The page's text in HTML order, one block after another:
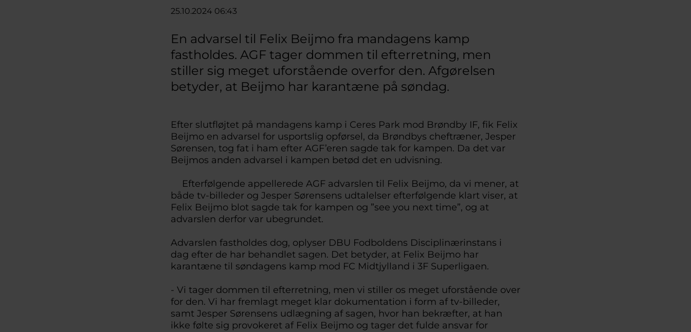
25.10.2024 06:43
En advarsel til Felix Beijmo fra mandagens kamp
fastholdes. AGF tager dommen til efterretning, men
stiller sig meget uforstående overfor den. Afgørelsen
betyder, at Beijmo har karantæne på søndag.
Efter slutfløjtet på mandagens kamp i Ceres Park mod Brøndby IF, fik Felix
Beijmo en advarsel for usportslig opførsel, da Brøndbys cheftræner, Jesper
Sørensen, tog fat i ham efter AGF’eren sagde tak for kampen. Da det var
Beijmos anden advarsel i kampen betød det en udvisning.
Efterfølgende appellerede AGF advarslen til Felix Beijmo, da vi mener, at
både tv-billeder og Jesper Sørensens udtalelser efterfølgende klart viser, at
Felix Beijmo blot sagde tak for kampen og ”see you next time”, og at
advarslen derfor var ubegrundet.
Advarslen fastholdes dog, oplyser DBU Fodboldens Disciplinærinstans i
dag efter de har behandlet sagen. Det betyder, at Felix Beijmo har
karantæne til søndagens kamp mod FC Midtjylland i 3F Superligaen.
- Vi tager dommen til efterretning, men vi stiller os meget uforstående over
for den. Vi har fremlagt meget klar dokumentation i form af tv-billeder,
samt Jesper Sørensens udlægning af sagen, hvor han bekræfter, at han
ikke følte sig provokeret af Felix Beijmo og tager det fulde ansvar for